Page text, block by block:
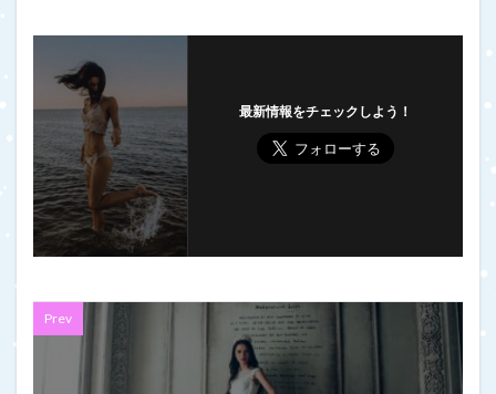
最新情報をチェックしよう！
Prev